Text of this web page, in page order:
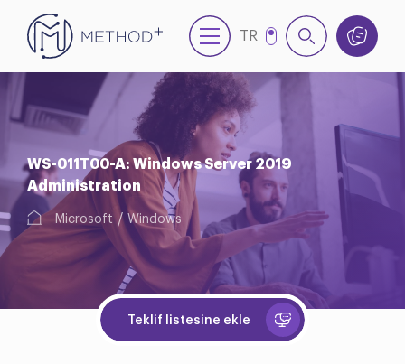
TR
WS-011T00-A: Windows Server 2019
Administration
Microsoft Windows
Teklif listesine ekle